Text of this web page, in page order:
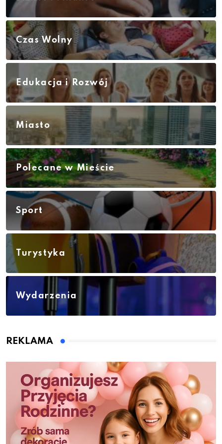
Czas Wolny
Edukacja i Rozwój
Miasto
Polecane w Mieście
Sport
Turystyka
Wydarzenia
REKLAMA